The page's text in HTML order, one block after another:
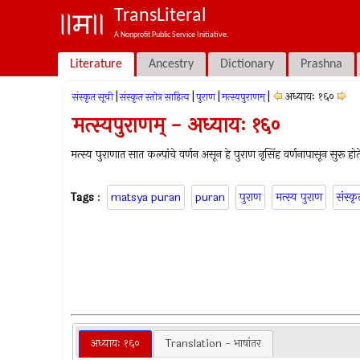
TransLiteral
A Nonprofit Public Service Initiative.
Literature Ancestry Dictionary Prashna
संस्कृत सूची संस्कृत स्तोत्र साहित्य पुराण मत्स्यपुराणम्‌ अध्यायः १६०
मत्स्यपुराणम् - अध्यायः १६०
मत्स्य पुराणात सात कल्पांचे वर्णन असून हे पुराण नृसिंह वर्णनापासून सुरू
Tags : matsya puran puran पुराण मत्स्य पुराण
अध्यायः १६० Translation - भाषांतर